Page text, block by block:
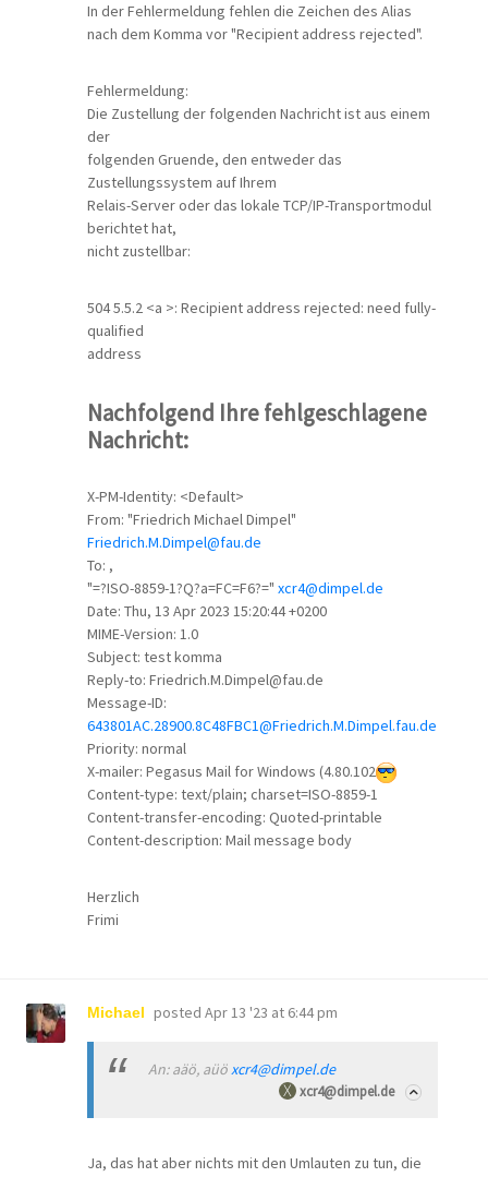
In der Fehlermeldung fehlen die Zeichen des Alias
nach dem Komma vor "Recipient address rejected".
Fehlermeldung:
Die Zustellung der folgenden Nachricht ist aus einem
der
folgenden Gruende, den entweder das
Zustellungssystem auf Ihrem
Relais-Server oder das lokale TCP/IP-Transportmodul
berichtet hat,
nicht zustellbar:
504 5.5.2 <a >: Recipient address rejected: need fully-
qualified
address
Nachfolgend Ihre fehlgeschlagene
Nachricht:
X-PM-Identity: <Default>
From: "Friedrich Michael Dimpel"
Friedrich.M.Dimpel@fau.de
To: ,
"=?ISO-8859-1?Q?a=FC=F6?=" xcr4@dimpel.de
Date: Thu, 13 Apr 2023 15:20:44 +0200
MIME-Version: 1.0
Subject: test komma
Reply-to: Friedrich.M.Dimpel@fau.de
Message-ID:
643801AC.28900.8C48FBC1@Friedrich.M.Dimpel.fau.de
Priority: normal
X-mailer: Pegasus Mail for Windows (4.80.102
Content-type: text/plain; charset=ISO-8859-1
Content-transfer-encoding: Quoted-printable
Content-description: Mail message body
Herzlich
Frimi
Michael posted Apr 13 '23 at 6:44 pm
An: aäö, aüöxcr4@dimpel.de
xcr4@dimpel.de
Ja, das hat aber nichts mit den Umlauten zu tun, die